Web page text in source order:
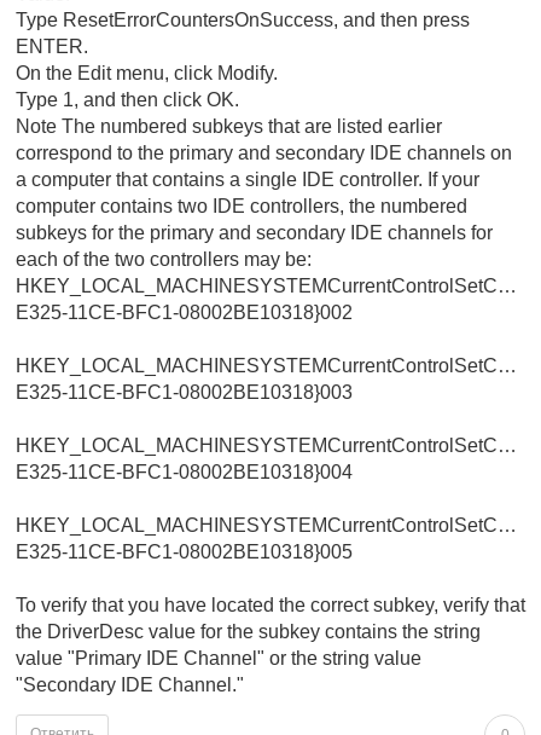
Type ResetErrorCountersOnSuccess, and then press
ENTER.
On the Edit menu, click Modify.
Type 1, and then click OK.
Note The numbered subkeys that are listed earlier
correspond to the primary and secondary IDE channels on
a computer that contains a single IDE controller. If your
computer contains two IDE controllers, the numbered
subkeys for the primary and secondary IDE channels for
each of the two controllers may be:
E325-11CE-BFC1-08002BE10318}002
E325-11CE-BFC1-08002BE10318}003
E325-11CE-BFC1-08002BE10318}004
E325-11CE-BFC1-08002BE10318}005
To verify that you have located the correct subkey, verify that
the DriverDesc value for the subkey contains the string
value "Primary IDE Channel" or the string value
"Secondary IDE Channel."